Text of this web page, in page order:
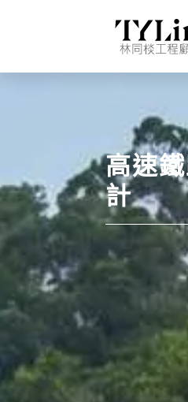
高速
計